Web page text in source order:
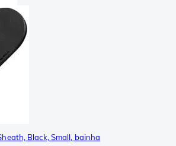
Black, Small, bainha